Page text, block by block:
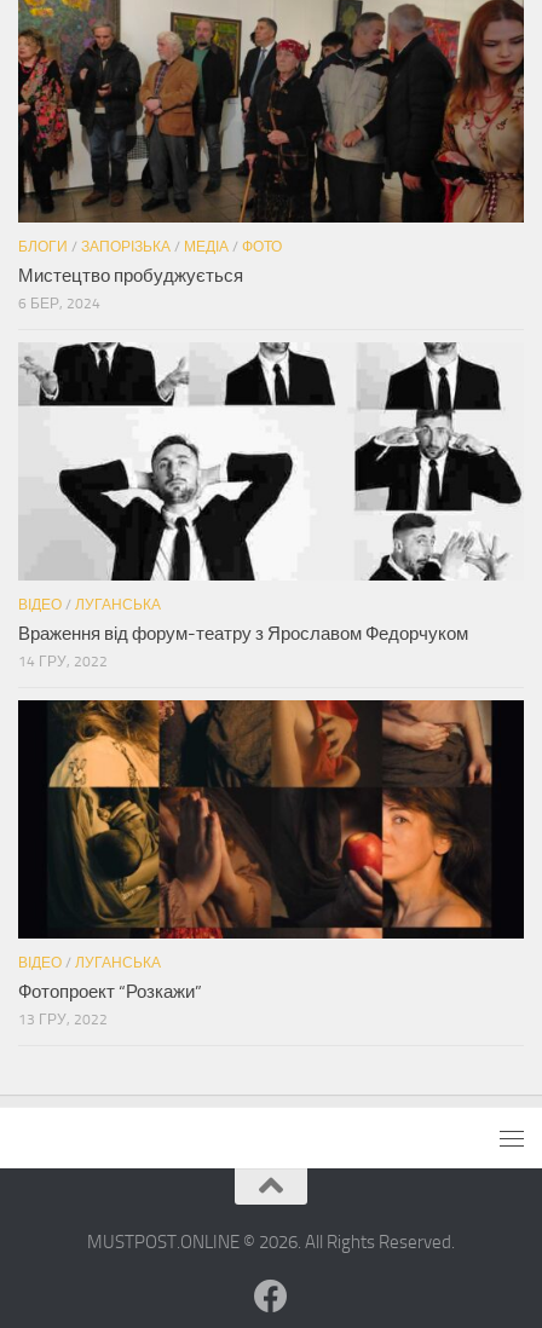
БЛОГИ / ЗАПОРІЗЬКА / МЕДІА / ФОТО
Мистецтво пробуджується
6 БЕР, 2024
ВІДЕО / ЛУГАНСЬКА
Враження від форум-театру з Ярославом Федорчуком
14 ГРУ, 2022
ВІДЕО / ЛУГАНСЬКА
Фотопроект “Розкажи”
13 ГРУ, 2022
MUSTPOST.ONLINE © 2026. All Rights Reserved.